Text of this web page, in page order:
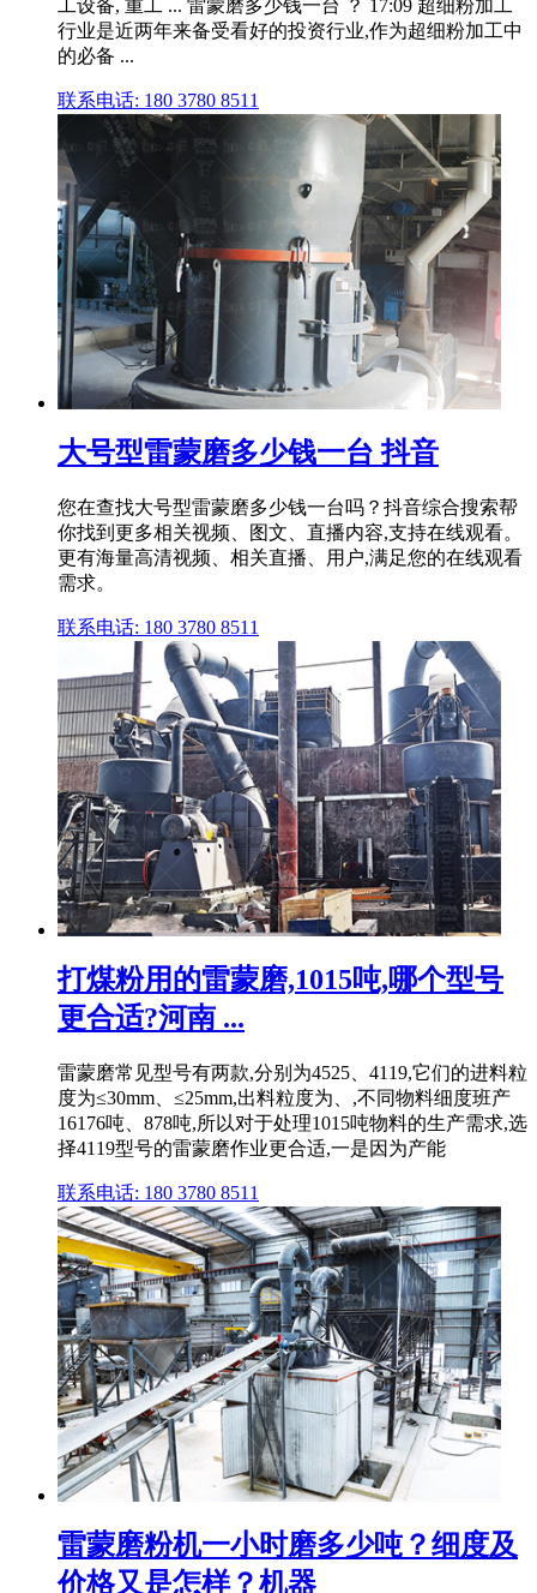
工设备, 重工 ... 雷蒙磨多少钱一台 ？ 17:09 超细粉加工
行业是近两年来备受看好的投资行业,作为超细粉加工中
的必备 ...
联系电话: 180 3780 8511
大号型雷蒙磨多少钱一台 抖音
您在查找大号型雷蒙磨多少钱一台吗？抖音综合搜索帮
你找到更多相关视频、图文、直播内容,支持在线观看。
更有海量高清视频、相关直播、用户,满足您的在线观看
需求。
联系电话: 180 3780 8511
打煤粉用的雷蒙磨,1015吨,哪个型号
更合适?河南 ...
雷蒙磨常见型号有两款,分别为4525、4119,它们的进料粒
度为≤30mm、≤25mm,出料粒度为、,不同物料细度班产
16176吨、878吨,所以对于处理1015吨物料的生产需求,选
择4119型号的雷蒙磨作业更合适,一是因为产能
联系电话: 180 3780 8511
雷蒙磨粉机一小时磨多少吨？细度及
价格又是怎样？机器